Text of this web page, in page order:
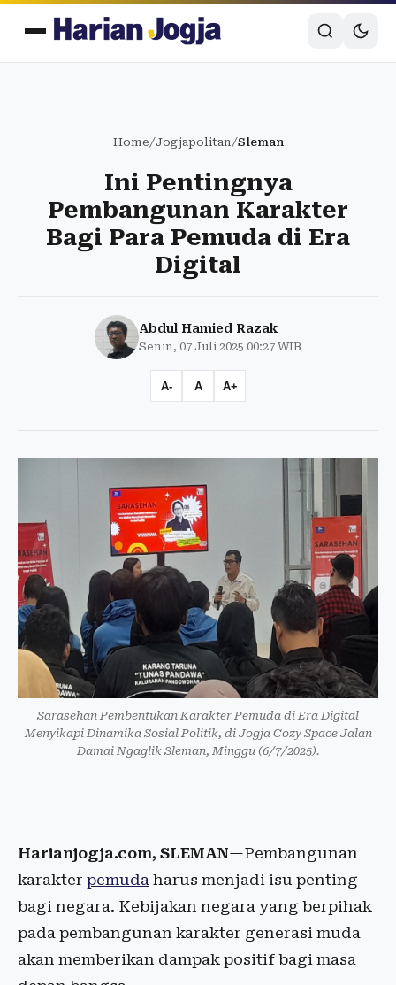
Home/Jogjapolitan/Sleman
Ini Pentingnya
Pembangunan Karakter
Bagi Para Pemuda di Era
Digital
Abdul Hamied Razak
Senin, 07 Juli 2025 00:27 WIB
A- A A+
Sarasehan Pembentukan Karakter Pemuda di Era Digital
Menyikapi Dinamika Sosial Politik, di Jogja Cozy Space Jalan
Damai Ngaglik Sleman, Minggu (6/7/2025).
Harianjogja.com, SLEMAN—Pembangunan
karakter pemuda harus menjadi isu penting
bagi negara. Kebijakan negara yang berpihak
pada pembangunan karakter generasi muda
akan memberikan dampak positif bagi masa